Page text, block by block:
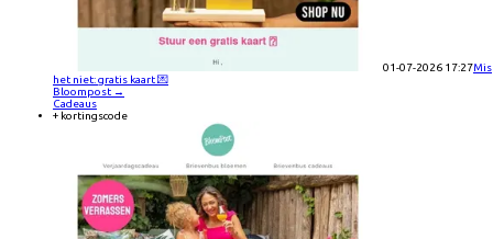
01-07-2026 17:27Mis
het niet: gratis kaart 💌
Bloompost →
Cadeaus
+ kortingscode